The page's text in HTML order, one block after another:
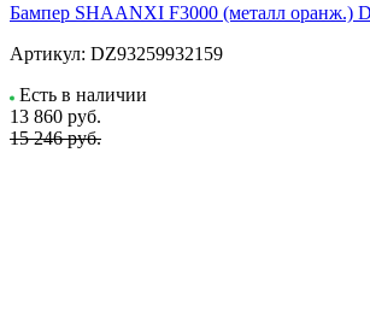
Бампер SHAANXI F3000 (металл оранж.)
Артикул: DZ93259932159
Есть в наличии
13 860 руб.
15 246 руб.